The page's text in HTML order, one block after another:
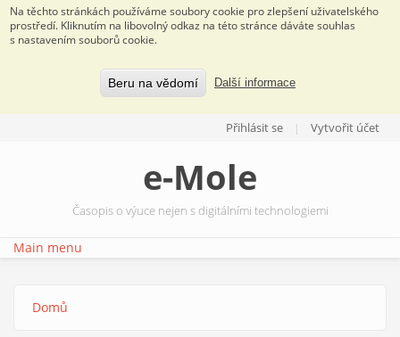
Na těchto stránkách používáme soubory cookie pro zlepšení uživatelského
prostředí. Kliknutím na libovolný odkaz na této stránce dáváte souhlas
s nastavením souborů cookie.
Beru na vědomí Další informace
Přihlásit se Vytvořit účet
e-Mole
Časopis o výuce nejen s digitálními technologiemi
Main menu
Jste zde
Domů